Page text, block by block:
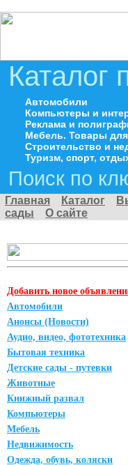
Каталог
Автомобили
Компьютеры и
Реклама и
Мебель. Товары
Строительство и
Туризм, спорт,
Поиск по
Главная Каталог
сады
О сайте
Добавить новое
Автомобили
Анонсы (Новости)
Аудио, видео, фототехника
Бытовая техника
Детские сады - путевки
Животные
Книжный развал
Компьютеры
Мебель
Недвижимость
Одежда, обувь, коляски